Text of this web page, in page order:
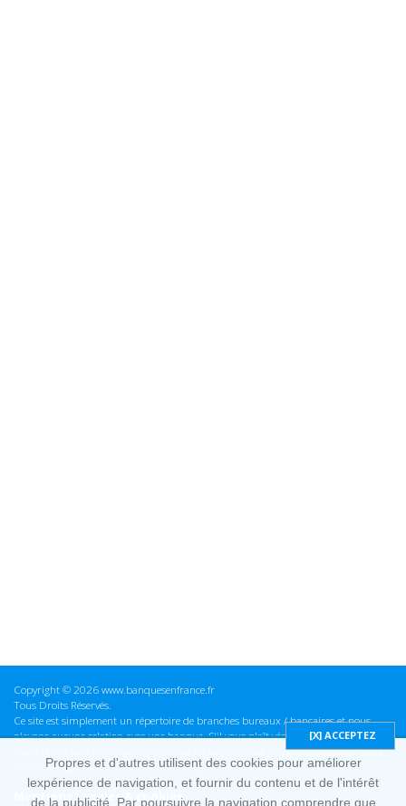
Copyright © 2026 www.banquesenfrance.fr
Tous Droits Réservés.
Ce site est simplement un répertoire de branches bureaux / bancaires et nous
n'avons aucune relation avec une banque. S'il vous plaît vérifier ces informations
avant d'effectuer toute opération, nous ne sommes pas responsables des erreurs
ou des omissions dans les informations que nous fournissons.
Mentions Légales & cookies
Propres et d'autres utilisent des cookies pour améliorer
lexpérience de navigation, et fournir du contenu et de l'intérêt
de la publicité. Par poursuivre la navigation comprendre que